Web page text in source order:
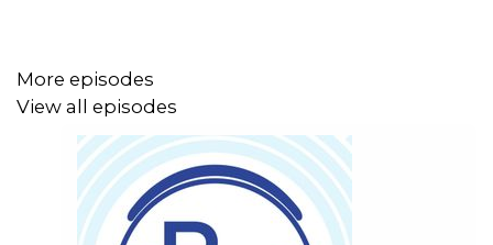
More episodes
View all episodes